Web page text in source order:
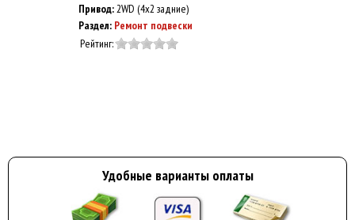
Привод:2WD (4x2 задние)
Раздел: Ремонт подвески
Рейтинг:
Удобные варианты оплаты